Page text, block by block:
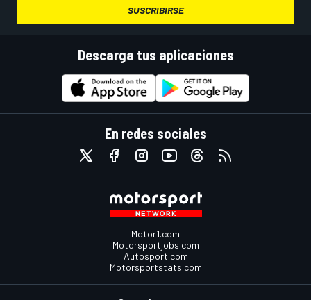
SUSCRIBIRSE
Descarga tus aplicaciones
En redes sociales
Motor1.com
Motorsportjobs.com
Autosport.com
Motorsportstats.com